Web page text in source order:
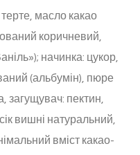
масло какао
коричневий,
начинка: цукор,
(альбумін), пюре
загущувач: пектин,
вишні натуральний,
вміст какао-